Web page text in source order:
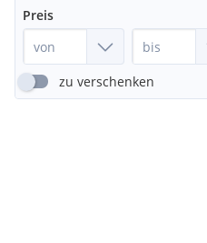
Preis
zu verschenken